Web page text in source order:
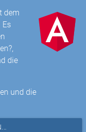
dem
Es
die
und die